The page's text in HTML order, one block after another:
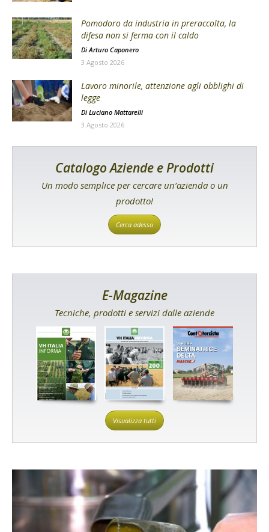
Pomodoro da industria in preraccolta, la
difesa non si ferma con il caldo
Di Arturo Caponero
3 Agosto 2026
Lavoro minorile, attenzione agli obblighi di
legge
Di Luciano Mattarelli
3 Agosto 2026
Catalogo Aziende e Prodotti
Un modo semplice per cercare un’azienda o un
prodotto!
Cerca adesso
E-Magazine
Tecniche, prodotti e servizi dalle aziende
Visualizza tutti